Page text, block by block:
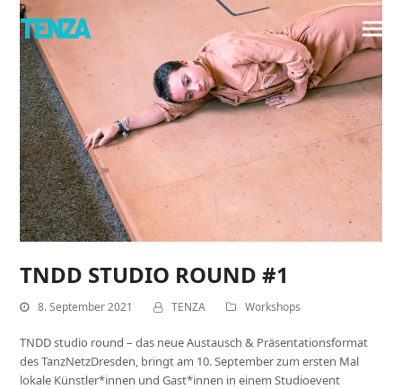
TNDD STUDIO ROUND #1
8. September 2021 TENZA Workshops
TNDD studio round – das neue Austausch & Präsentationsformat
des TanzNetzDresden, bringt am 10. September zum ersten Mal
lokale Künstler*innen und Gast*innen in einem Studioevent